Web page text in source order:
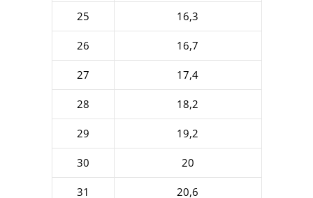
25 16,3
26 16,7
27 17,4
28 18,2
29 19,2
30 20
31 20,6